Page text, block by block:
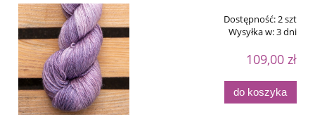
Dostępność:2 szt
Wysyłka w:3 dni
109,00 zł
do koszyka